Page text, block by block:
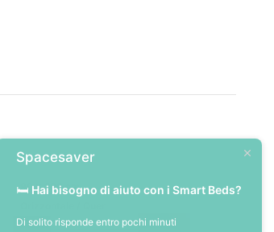
90 x 200 cm
Spacesaver
🛏️ Hai bisogno di aiuto con i Smart Beds?
Di solito risponde entro pochi minuti